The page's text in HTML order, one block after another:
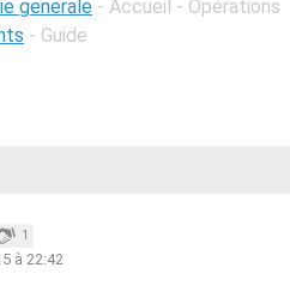
generale - Accueil - Opérations
- Guide
1
à 22:42